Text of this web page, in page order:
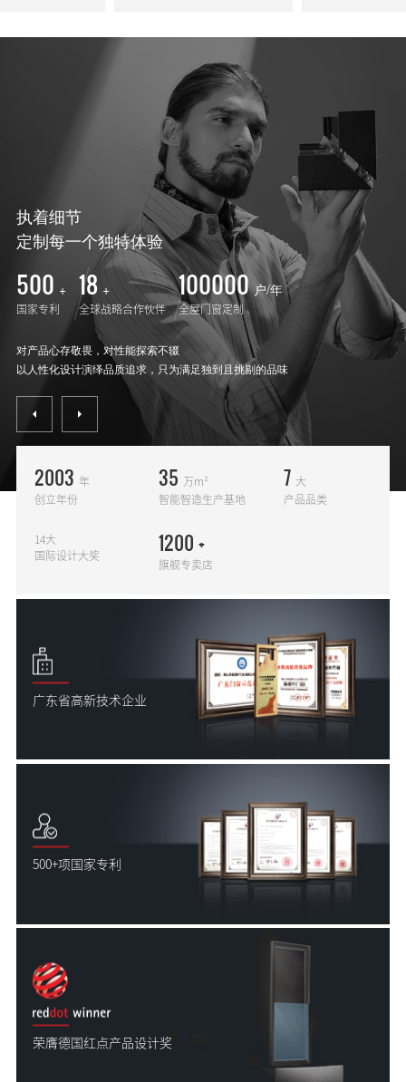
执着细节
定制每一个独特体验
500 +
国家专利
18 +
全球战略合作伙伴
100000 户/年
全屋门窗定制
对产品心存敬畏，对性能探索不辍
以人性化设计演绎品质追求，只为满足独到且挑剔的品味
2003 年
创立年份
35
万m²
智能智造生产基地
7 大
产品品类
14大
国际设计大奖
1200 +
旗舰专卖店
广东省高新技术企业
500+项国家专利
荣膺德国红点产品设计奖